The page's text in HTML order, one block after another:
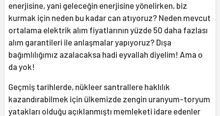
enerjisine, yani geleceğin enerjisine yönelirken, biz
kurmak için neden bu kadar can atıyoruz? Neden mevcut
ortalama elektrik alım fiyatlarının yüzde 50 daha fazlası
alım garantileri ile anlaşmalar yapıyoruz? Dışa
bağımlılığımız azalacaksa hadi eyvallah diyelim! Ama o
da yok!
Geçmiş tarihlerde, nükleer santrallere haklılık
kazandırabilmek için ülkemizde zengin uranyum-toryum
yatakları olduğu açıklanmıştı memleketi idare edenler